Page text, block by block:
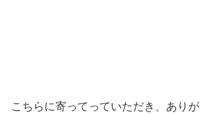
こちらに寄ってっていただき、ありが